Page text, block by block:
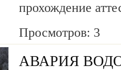
прохождение
Просмотров: 3
АВАРИЯ